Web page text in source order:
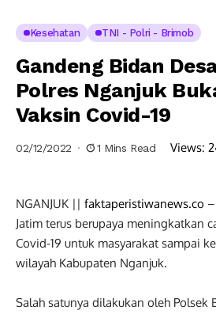
Kesehatan TNI - Polri - Brimob
Gandeng Bidan
Polres Nganjuk
Vaksin Covid-19
02/12/2022 1 Mins Read Views:
NGANJUK || faktaperistiwanews.co
Jatim terus berupaya meningkatkan
Covid-19 untuk masyarakat sampai
wilayah Kabupaten Nganjuk.
Salah satunya dilakukan oleh Polsek